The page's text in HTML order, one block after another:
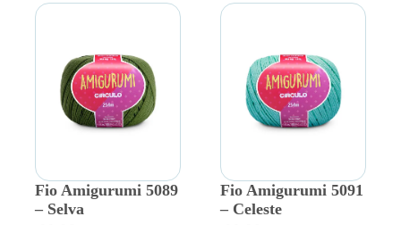
Fio Amigurumi 5089
– Selva
Fio Amigurumi 5091
– Celeste